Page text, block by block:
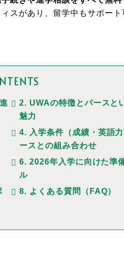
スがあり、留学中もサポート
2. UWAの特徴とパースと
魅力
4. 入学条件（成績・英語
ースとの組み合わせ
6. 2026年入学に向けた準
ル
8. よくある質問（FAQ）